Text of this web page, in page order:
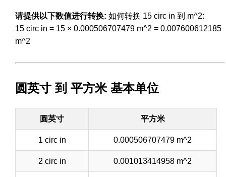
请提供以下数值进行转换: 如何转换 15 circ in 到 m^2:
15 circ in = 15 × 0.000506707479 m^2 = 0.007600612185
m^2
圆英寸 到 平方米 基本单位
圆英寸 平方米
1 circ in 0.000506707479 m^2
2 circ in 0.001013414958 m^2